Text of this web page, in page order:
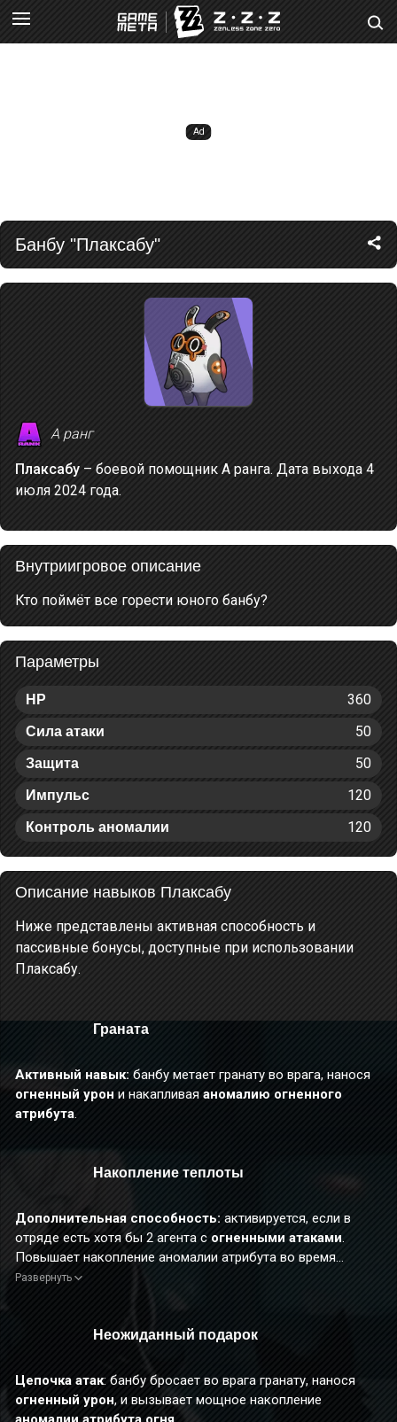
Банбу "Плаксабу"
A ранг
Плаксабу – боевой помощник A ранга. Дата выхода 4
июля 2024 года.
Внутриигровое описание
Кто поймёт все горести юного банбу?
Параметры
HP 360
Сила атаки 50
Защита 50
Импульс 120
Контроль аномалии 120
Описание навыков Плаксабу
Ниже представлены активная способность и
пассивные бонусы, доступные при использовании
Плаксабу.
Граната
Активный навык: банбу метает гранату во врага, нанося
огненный урон и накапливая аномалию огненного
атрибута.
Накопление теплоты
Дополнительная способность: активируется, если в
отряде есть хотя бы 2 агента с огненными атаками.
Повышает накопление аномалии атрибута во время
цепочки атак банбу
Развернуть
Неожиданный подарок
Цепочка атак: банбу бросает во врага гранату, нанося
огненный урон, и вызывает мощное накопление